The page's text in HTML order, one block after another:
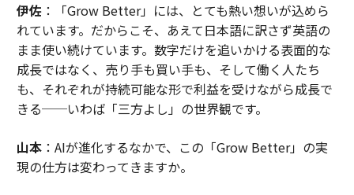
伊佐：「Grow Better」には、とても熱い想いが込めら
れています。だからこそ、あえて日本語に訳さず英語の
まま使い続けています。数字だけを追いかける表面的な
成長ではなく、売り手も買い手も、そして働く人たち
も、それぞれが持続可能な形で利益を受けながら成長で
きる──いわば「三方よし」の世界観です。
山本：AIが進化するなかで、この「Grow Better」の実
現の仕方は変わってきますか。